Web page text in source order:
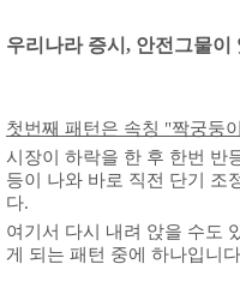
우리나라 증시, 안전그물이
첫번째 패턴은 속칭 "짝궁둥
시장이 하락을 한 후 한번 반
등이 나와 바로 직전 단기 조
다.
여기서 다시 내려 앉을 수도
게 되는 패턴 중에 하나입니